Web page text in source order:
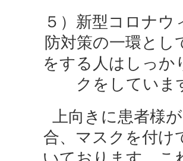
５）新型コロナウ
防対策の一環とし
をする人はしっか
クをしていま
上向きに患者様
合、マスクを付け